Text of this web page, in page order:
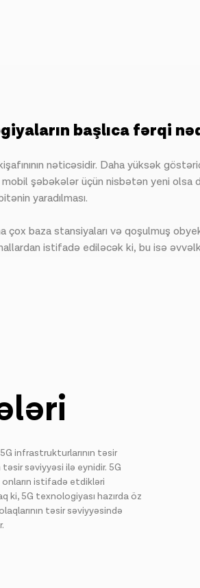
başlıca fərqi
nəticəsidir. Daha yüksək
şəbəkələr üçün nisbətən yeni olsa
yaradılması.
baza stansiyaları və qoşulmuş
istifadə ediləcək ki, bu isə
infrastrukturlarının təsir
səviyyəsi ilə eynidir. 5G
onların istifadə etdikləri
ki, 5G texnologiyası hazırda öz
təsir səviyyəsində